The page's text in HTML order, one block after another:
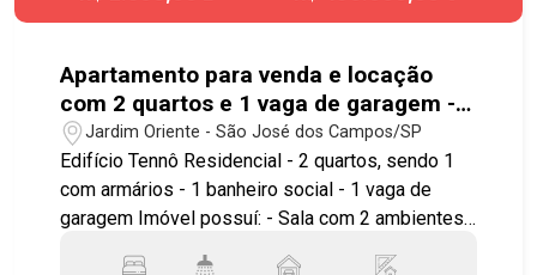
Apartamento para venda e locação
com 2 quartos e 1 vaga de garagem -
58,85 m² - No bairro Jardim Oriente -
SJC
Jardim Oriente - São José dos Campos/SP
Edifício Tennô Residencial - 2 quartos, sendo 1
com armários - 1 banheiro social - 1 vaga de
garagem Imóvel possuí: - Sala com 2 ambientes -